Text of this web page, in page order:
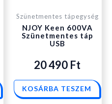
Szünetmentes tápegység
NJOY Keen 600VA
Szünetmentes táp
USB
20 490 Ft
KOSÁRBA TESZEM